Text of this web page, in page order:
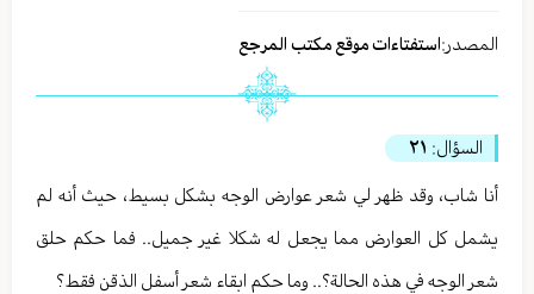
المصدر:استفتاءات موقع مكتب المرجع
السؤال: ٢١
أنا شاب، وقد ظهر لي شعر عوارض الوجه بشكل بسيط، حيث أنه لم
يشمل كل العوارض مما يجعل له شكلا غير جميل.. فما حكم حلق
شعر الوجه في هذه الحالة؟.. وما حكم ابقاء شعر أسفل الذقن فقط؟